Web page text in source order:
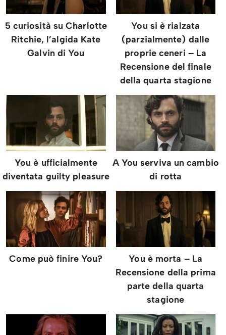
5 curiosità su Charlotte
Ritchie, l’algida Kate
Galvin di You
You si è rialzata
(parzialmente) dalle
proprie ceneri – La
Recensione del finale
della quarta stagione
You è ufficialmente
diventata guilty pleasure
A You serviva un cambio
di rotta
Come può finire You?
You è morta – La
Recensione della prima
parte della quarta
stagione